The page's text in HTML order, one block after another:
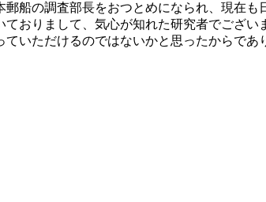
船の調査部長をおつとめになられ、現在
おりまして、気心が知れた研究者でござ
いただけるのではないかと思ったからで